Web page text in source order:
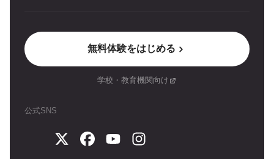
無料体験をはじめる
学校・教育機関向け
公式SNS